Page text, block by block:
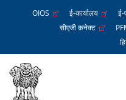
OIOS ई-कार्यालय
सीएजी कनेक्ट